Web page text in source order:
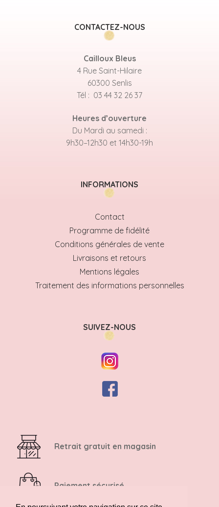
CONTACTEZ-NOUS
Cailloux Bleus
4 Rue Saint-Hilaire
60300 Senlis
Tél : 03 44 32 26 37
Heures d’ouverture
Du Mardi au samedi :
9h30–12h30 et 14h30-19h
INFORMATIONS
Contact
Programme de fidélité
Conditions générales de vente
Livraisons et retours
Mentions légales
Traitement des informations personnelles
SUIVEZ-NOUS
Retrait gratuit en magasin
Paiement sécurisé